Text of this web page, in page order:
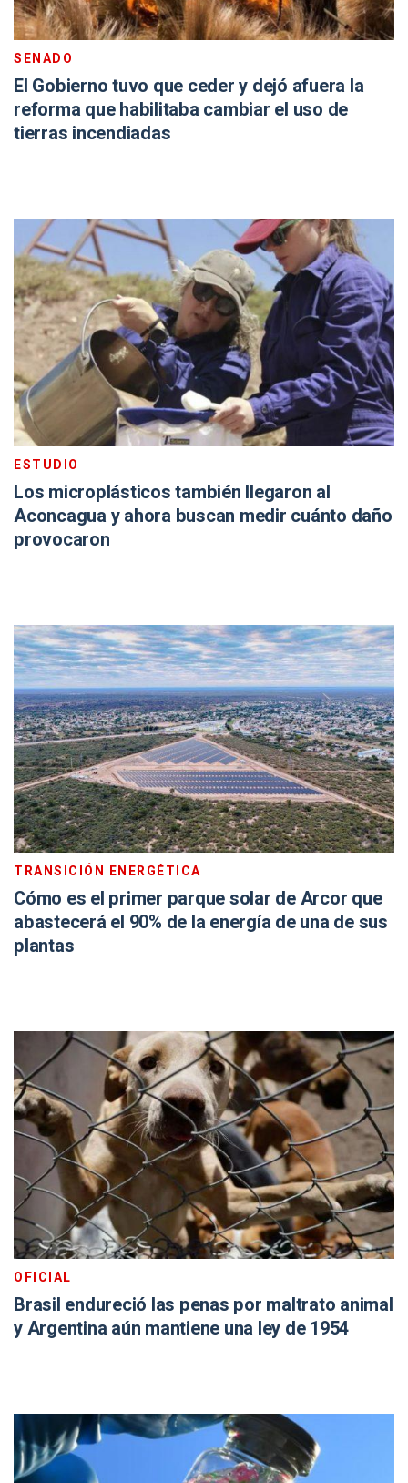
SENADO
El Gobierno tuvo que ceder y dejó afuera la
reforma que habilitaba cambiar el uso de
tierras incendiadas
ESTUDIO
Los microplásticos también llegaron al
Aconcagua y ahora buscan medir cuánto daño
provocaron
TRANSICIÓN ENERGÉTICA
Cómo es el primer parque solar de Arcor que
abastecerá el 90% de la energía de una de sus
plantas
OFICIAL
Brasil endureció las penas por maltrato animal
y Argentina aún mantiene una ley de 1954